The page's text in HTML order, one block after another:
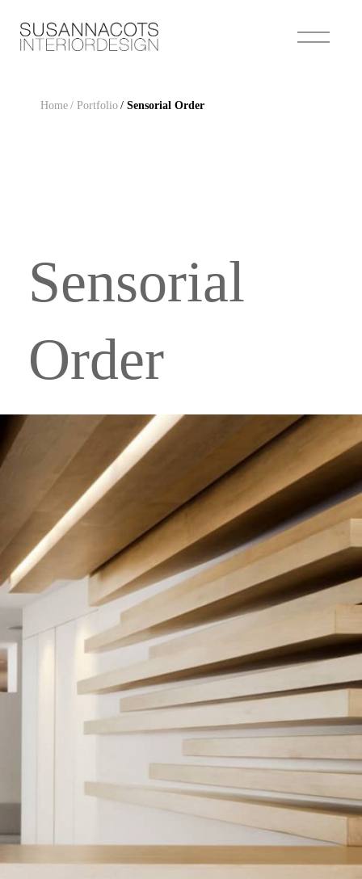
Home / Portfolio / Sensorial Order
Sensorial
Order